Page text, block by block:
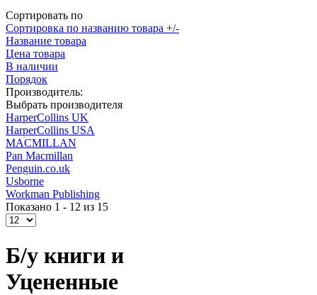
Сортировать по
Сортировка по названию товара +/-
Название товара
Цена товара
В наличии
Порядок
Производитель:
Выбрать производителя
HarperCollins UK
HarperCollins USA
MACMILLAN
Pan Macmillan
Penguin.co.uk
Usborne
Workman Publishing
Показано 1 - 12 из 15
Б/у книги и
Уцененные